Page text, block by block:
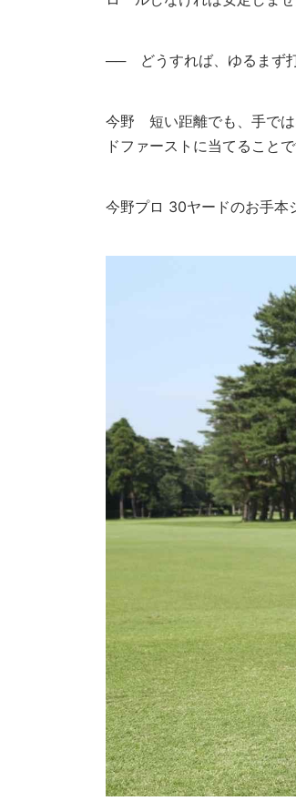
── どうすれば、ゆるまず
今野 短い距離でも、手で
ドファーストに当てること
今野プロ 30ヤードのお手本